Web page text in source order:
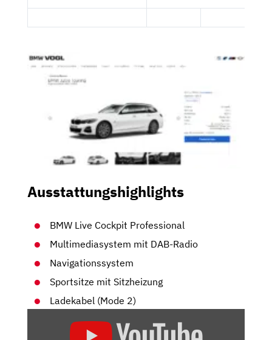
Ausstattungshighlights
BMW Live Cockpit Professional
Multimediasystem mit DAB-Radio
Navigationssystem
Sportsitze mit Sitzheizung
Ladekabel (Mode 2)